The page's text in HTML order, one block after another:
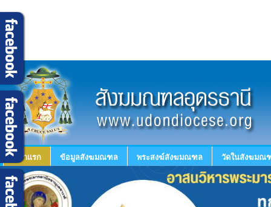
หน้าแรก ข้อมูลสังฆมณฑล พระสงฆ์สังฆมณฑล วัดในสังฆมณ